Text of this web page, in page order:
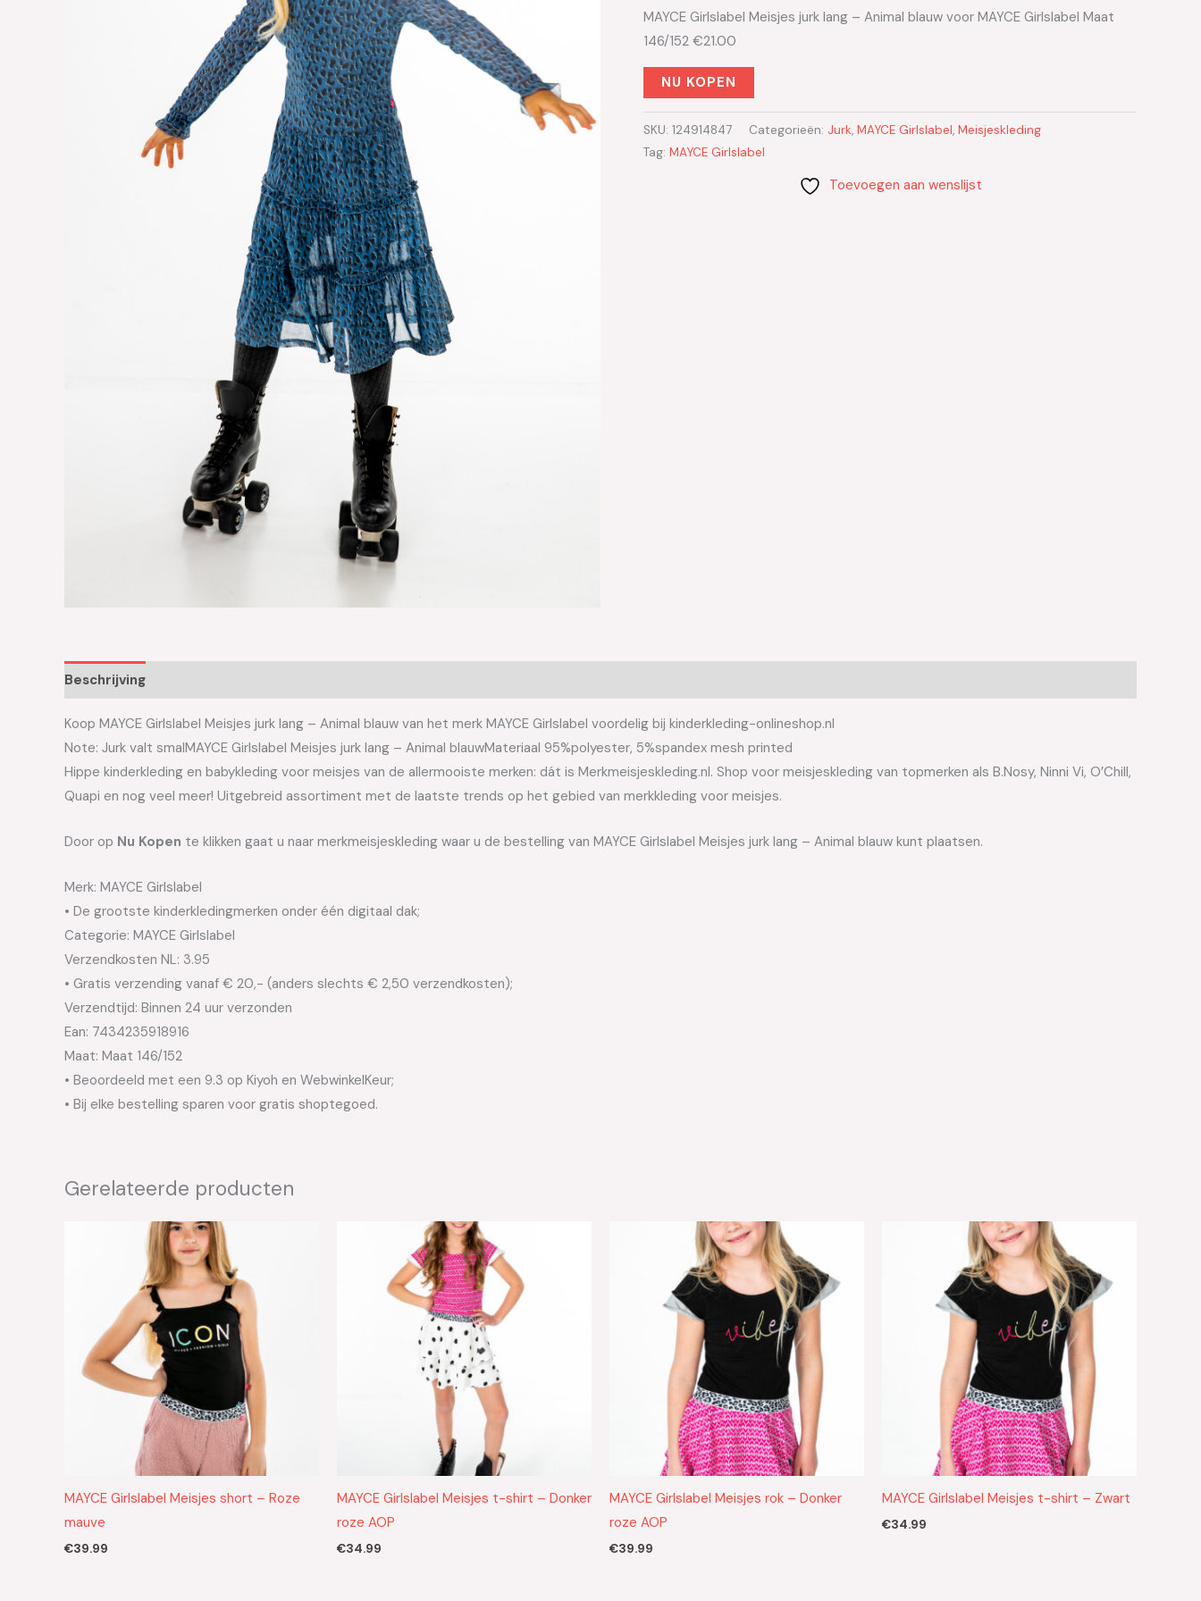
MAYCE Girlslabel Meisjes jurk lang – Animal blauw voor MAYCE Girlslabel Maat
146/152 €21.00
NU KOPEN
SKU: 124914847 Categorieën: Jurk, MAYCE Girlslabel, Meisjeskleding
Tag: MAYCE Girlslabel
Toevoegen aan wenslijst
Beschrijving
Koop MAYCE Girlslabel Meisjes jurk lang – Animal blauw van het merk MAYCE Girlslabel voordelig bij kinderkleding-onlineshop.nl
Note: Jurk valt smalMAYCE Girlslabel Meisjes jurk lang – Animal blauwMateriaal 95%polyester, 5%spandex mesh printed
Hippe kinderkleding en babykleding voor meisjes van de allermooiste merken: dát is Merkmeisjeskleding.nl. Shop voor meisjeskleding van topmerken als B.Nosy, Ninni Vi, O’Chill,
Quapi en nog veel meer! Uitgebreid assortiment met de laatste trends op het gebied van merkkleding voor meisjes.
Door op Nu Kopen te klikken gaat u naar merkmeisjeskleding waar u de bestelling van MAYCE Girlslabel Meisjes jurk lang – Animal blauw kunt plaatsen.
Merk: MAYCE Girlslabel
• De grootste kinderkledingmerken onder één digitaal dak;
Categorie: MAYCE Girlslabel
Verzendkosten NL: 3.95
• Gratis verzending vanaf € 20,- (anders slechts € 2,50 verzendkosten);
Verzendtijd: Binnen 24 uur verzonden
Ean: 7434235918916
Maat: Maat 146/152
• Beoordeeld met een 9.3 op Kiyoh en WebwinkelKeur;
• Bij elke bestelling sparen voor gratis shoptegoed.
Gerelateerde producten
MAYCE Girlslabel Meisjes short – Roze
mauve
€39.99
MAYCE Girlslabel Meisjes t-shirt – Donker
roze AOP
€34.99
MAYCE Girlslabel Meisjes rok – Donker
roze AOP
€39.99
MAYCE Girlslabel Meisjes t-shirt – Zwart
€34.99